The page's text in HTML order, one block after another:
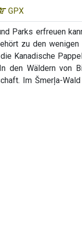
GPX
Parks erfreuen
zu den
Kanadische
den Wäldern von
Im Šmerļa-